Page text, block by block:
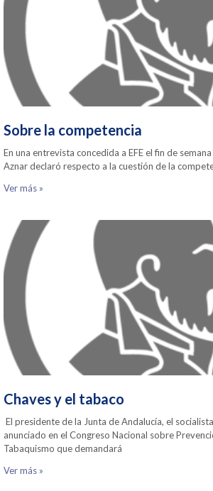
Sobre la competencia
En una entrevista concedida a EFE el fin de
Aznar declaró respecto a la cuestión de la
Ver más »
Chaves y el tabaco
El presidente de la Junta de Andalucía, el
anunciado en el Congreso Nacional sobre
Tabaquismo que demandará
Ver más »